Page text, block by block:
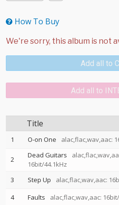
How To Buy
Add all to
Add all to
Title
1 O-on One alac,flac,wav,aac:
2 Dead Guitars
16bit/44.1kHz
3 Step Up alac,flac,wav,aac:
4
Faults alac,flac,wav,aac: